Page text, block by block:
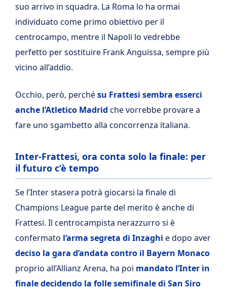
suo arrivo in squadra. La Roma lo ha ormai
individuato come primo obiettivo per il
centrocampo, mentre il Napoli lo vedrebbe
perfetto per sostituire Frank Anguissa, sempre più
vicino all’addio.
Occhio, però, perchésu Frattesi sembra esserci
anche l’Atletico Madrid che vorrebbe provare a
fare uno sgambetto alla concorrenza italiana.
Inter-Frattesi, ora conta solo la finale: per
il futuro c’è tempo
Se l’Inter stasera potrà giocarsi la finale di
Champions League parte del merito è anche di
Frattesi. Il centrocampista nerazzurro si è
confermato l’arma segreta di Inzaghi e dopo aver
deciso la gara d’andata contro il Bayern Monaco
proprio all’Allianz Arena, ha poi mandato l’Inter in
finale decidendo la folle semifinale di San Siro